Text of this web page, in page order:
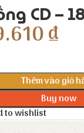
CD –
₫
Thêm vào giỏ
Buy now
to wishlist